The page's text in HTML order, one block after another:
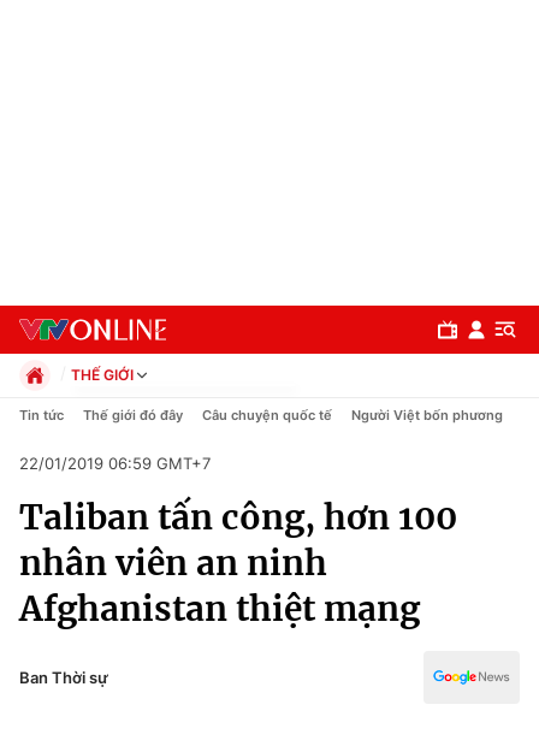
Chuyên mục
Chính trị
Xã hội
Pháp luật
THẾ GIỚI
Chính trị
Pháp luật
Kinh tế
Thể thao
Truyền hình
Văn hóa - Giải trí
Công nghệ
Tin tức Thế giới đó đây Câu chuyện quốc tế Người Việt bốn phương
22/01/2019 06:59 GMT+7
Taliban tấn công, hơn 100
nhân viên an ninh
Afghanistan thiệt mạng
Ban Thời sự